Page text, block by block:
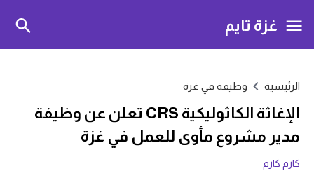
غزة تايم
الرئيسية وظيفة في غزة
الإغاثة الكاثوليكية CRS تعلن عن وظيفة
مدير مشروع مأوى للعمل في غزة
كازم كازم